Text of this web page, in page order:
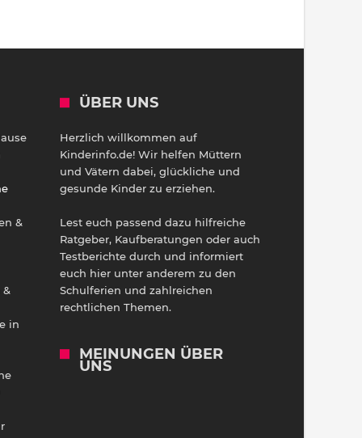
&
&
in
ÜBER UNS
Herzlich willkommen auf
Kinderinfo.de! Wir helfen Müttern
und Vätern dabei, glückliche und
gesunde Kinder zu erziehen.
Lest euch passend dazu hilfreiche
Ratgeber, Kaufberatungen oder auch
Testberichte durch und informiert
euch hier unter anderem zu den
Schulferien und zahlreichen
rechtlichen Themen.
MEINUNGEN ÜBER
UNS